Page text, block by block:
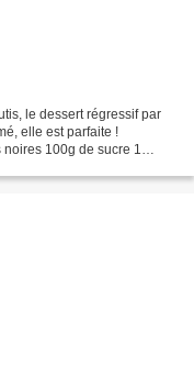
le dessert régressif par
elle est parfaite !
100g de sucre 1